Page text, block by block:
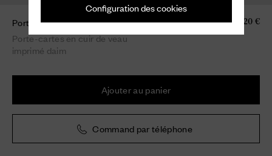
Configuration des cookies
Porte-cartes
Porte-cartes en cuir de veau
imprimé daim
420 €
Ajouter au panier
Command par téléphone